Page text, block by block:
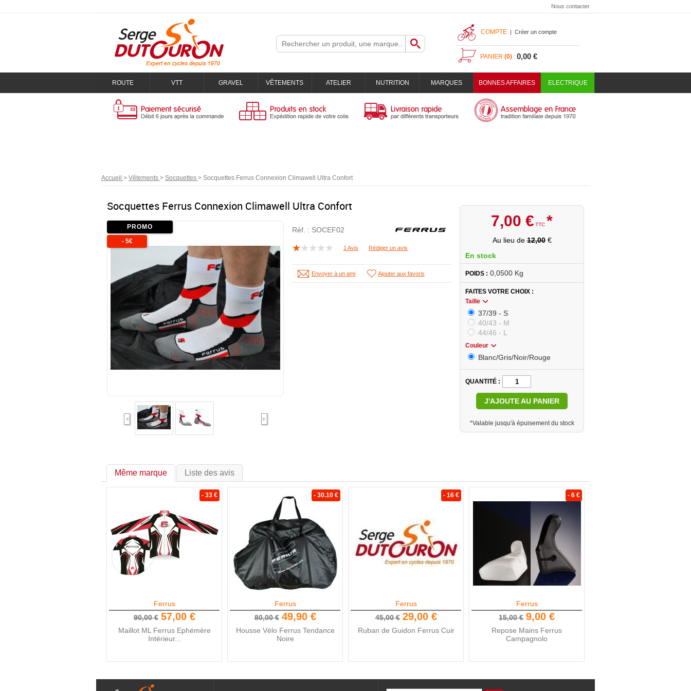
Nous contacter
COMPTE | Créer un compte
PANIER (0) : 0,00 €
ROUTE VTT GRAVEL VÊTEMENTS ATELIER NUTRITION MARQUES BONNES AFFAIRES ELECTRIQUE
Accueil > Vêtements > Socquettes > Socquettes Ferrus Connexion Climawell Ultra Confort
Socquettes Ferrus Connexion Climawell Ultra Confort
PROMO
- 5€
Réf. : SOCEF02
1 Avis Rédiger un avis
Envoyer à un ami Ajouter aux favoris
7,00 € TTC *
Au lieu de12,00€
En stock
POIDS : 0,0500 Kg
FAITES VOTRE CHOIX
Taille
37/39 - S
40/43 - M
44/46 - L
Couleur
Blanc/Gris/Noir/Rouge
QUANTITÉ
J'AJOUTE AU PANIER
*Valable jusqu'à épuisement du stock
Même marque Liste des avis
- 33 €
Ferrus
90,00 € 57,00 €
Maillot ML Ferrus Ephémère
Intérieur...
- 30.10 €
Ferrus
80,00 € 49,90 €
Housse Vélo Ferrus Tendance
Noire
- 16 €
Ferrus
45,00 € 29,00 €
Ruban de Guidon Ferrus Cuir
- 6 €
Ferrus
15,00 € 9,00 €
Repose Mains Ferrus
Campagnolo